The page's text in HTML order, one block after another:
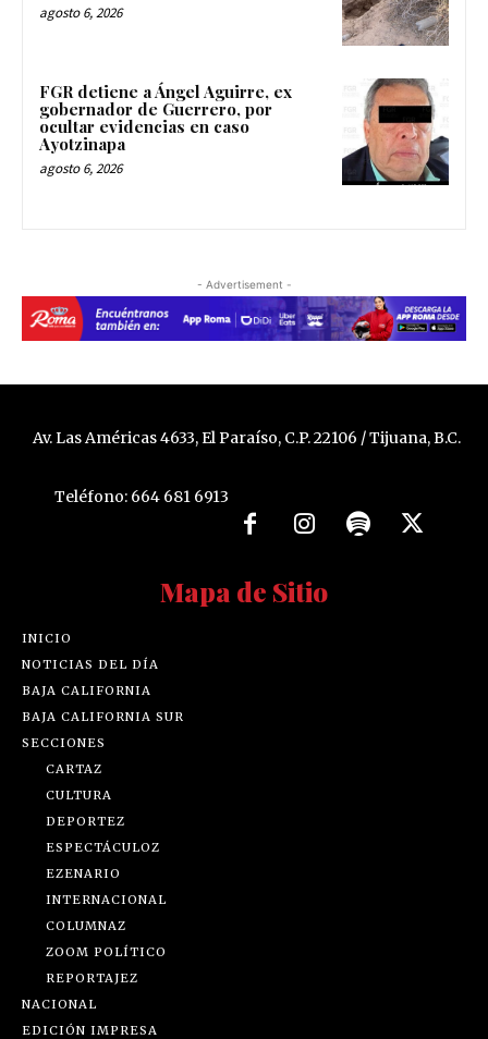
agosto 6, 2026
FGR detiene a Ángel Aguirre, ex
gobernador de Guerrero, por
ocultar evidencias en caso
Ayotzinapa
agosto 6, 2026
- Advertisement -
Av. Las Américas 4633, El Paraíso, C.P. 22106 / Tijuana, B.C.
Teléfono: 664 681 6913
Mapa de Sitio
INICIO
NOTICIAS DEL DÍA
BAJA CALIFORNIA
BAJA CALIFORNIA SUR
SECCIONES
CARTAZ
CULTURA
DEPORTEZ
ESPECTÁCULOZ
EZENARIO
INTERNACIONAL
COLUMNAZ
ZOOM POLÍTICO
REPORTAJEZ
NACIONAL
EDICIÓN IMPRESA